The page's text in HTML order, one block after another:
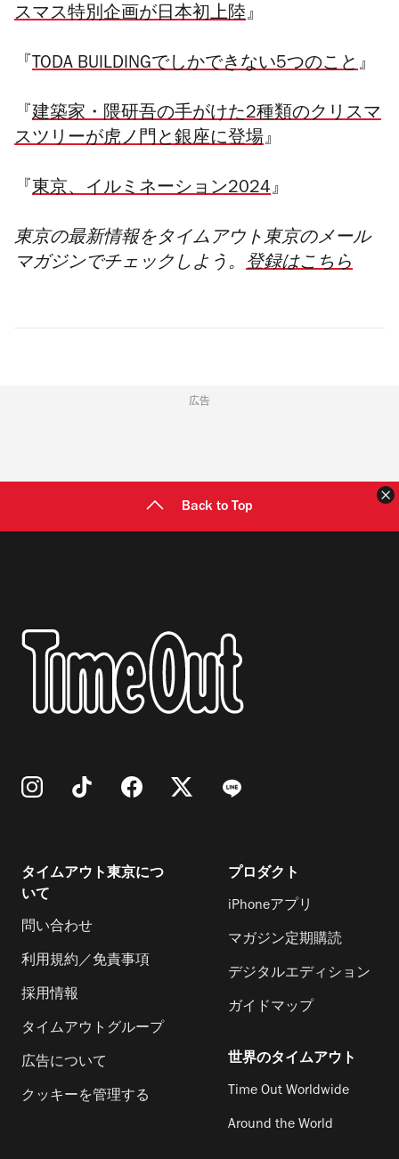
スマス特別企画が日本初上陸』
『 TODA BUILDINGでしかできない5つのこと』
『 建築家・隈研吾の手がけた2種類のクリスマ
スツリーが虎ノ門と銀座に登場』
『 東京、イルミネーション2024』
東京の最新情報をタイムアウト東京のメール
マガジンでチェックしよう。 登録はこちら
広告
Back to Top
タイムアウト東京につ
いて
問い合わせ
利用規約／免責事項
採用情報
タイムアウトグループ
広告について
クッキーを管理する
プロダクト
iPhoneアプリ
マガジン定期購読
デジタルエディション
ガイドマップ
世界のタイムアウト
Time Out Worldwide
Around the World